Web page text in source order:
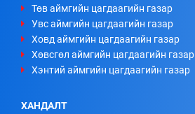
Төв аймгийн цагдаагийн газар
Увс аймгийн цагдаагийн газар
Ховд аймгийн цагдаагийн газар
Хөвсгөл аймгийн цагдаагийн газар
Хэнтий аймгийн цагдаагийн газар
ХАНДАЛТ